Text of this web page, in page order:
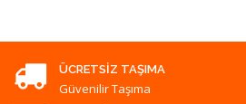
ÜCRETSIZ TAŞIMA
Güvenilir Taşıma